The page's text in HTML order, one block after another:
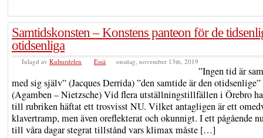
Samtidskonsten – Konstens panteon för de
otidsenliga
Inlagd av Kulturdelen Essä onsdag, november 13th, 2019
”Ingen tid är
med sig själv” (Jacques Derrida) ”den samtide är den otidsenlige”
(Agamben – Nietzsche) Vid flera utställningstillfällen i Örebro
till rubriken häftat ett trosvisst NU. Vilket antagligen är ett
klavertramp, men även oreflekterat och okunnigt. I ett pågående
till våra dagar stegrat tillstånd vars klimax måste […]